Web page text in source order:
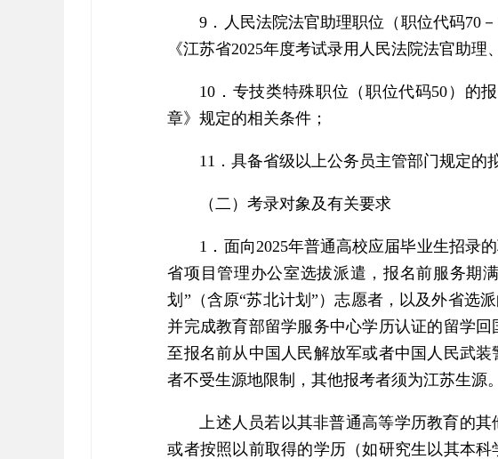
9．人民法院法官助理职位（职位代码70
《江苏省2025年度考试录用人民法院法官助
10．专技类特殊职位（职位代码50）的
章》规定的相关条件；
11．具备省级以上公务员主管部门规定的
（二）考录对象及有关要求
1．面向2025年普通高校应届毕业生招录
省项目管理办公室选拔派遣，报名前服务期
划”（含原“苏北计划”）志愿者，以及外省选
并完成教育部留学服务中心学历认证的留学
至报名前从中国人民解放军或者中国人民武
者不受生源地限制，其他报考者须为江苏生源。
上述人员若以其非普通高等学历教育的
或者按照以前取得的学历（如研究生以其本